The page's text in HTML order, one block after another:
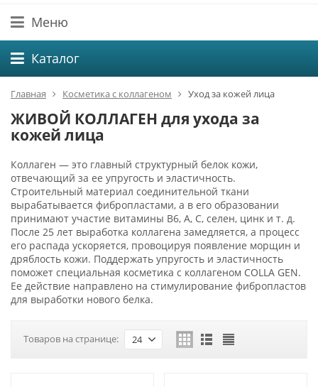
Меню
Каталог
Главная Косметика с коллагеном Уход за кожей лица
ЖИВОЙ КОЛЛАГЕН для ухода за
кожей лица
Коллаген — это главный структурный белок кожи,
отвечающий за ее упругость и эластичность.
Строительный материал соединительной ткани
вырабатывается фибропластами, а в его образовании
принимают участие витамины B6, A, C, селен, цинк и т. д.
После 25 лет выработка коллагена замедляется, а процесс
его распада ускоряется, провоцируя появление морщин и
дряблость кожи. Поддержать упругость и эластичность
поможет специальная косметика с коллагеном COLLA GEN.
Ее действие направлено на стимулирование фибропластов
для выработки нового белка.
Товаров на странице: 24